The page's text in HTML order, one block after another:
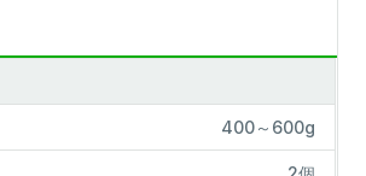
400～600g